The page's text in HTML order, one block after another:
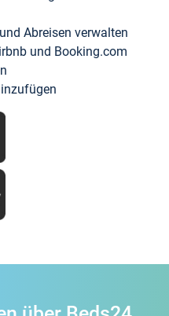
Abreisen verwalten
und Booking.com